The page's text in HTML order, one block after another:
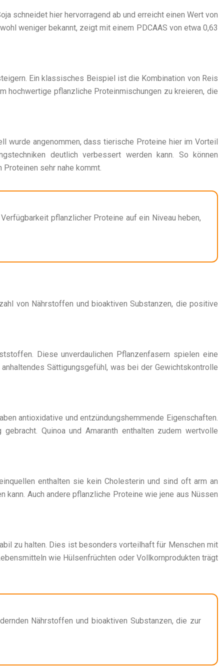
schneidet hier hervorragend ab und erreicht einen Wert von
weniger bekannt, zeigt mit einem PDCAAS von etwa 0,63
Ein klassisches Beispiel ist die Kombination von Reis
hochwertige pflanzliche Proteinmischungen zu kreieren, die
wurde angenommen, dass tierische Proteine hier im Vorteil
deutlich verbessert werden kann. So können
sehr nahe kommt.
pflanzlicher Proteine auf ein Niveau heben,
von Nährstoffen und bioaktiven Substanzen, die positive
Diese unverdaulichen Pflanzenfasern spielen eine
Sättigungsgefühl, was bei der Gewichtskontrolle
antioxidative und entzündungshemmende Eigenschaften.
Quinoa und Amaranth enthalten zudem wertvolle
enthalten sie kein Cholesterin und sind oft arm an
Auch andere pflanzliche Proteine wie jene aus Nüssen
zu halten. Dies ist besonders vorteilhaft für Menschen mit
wie Hülsenfrüchten oder Vollkornprodukten trägt
Nährstoffen und bioaktiven Substanzen, die zur